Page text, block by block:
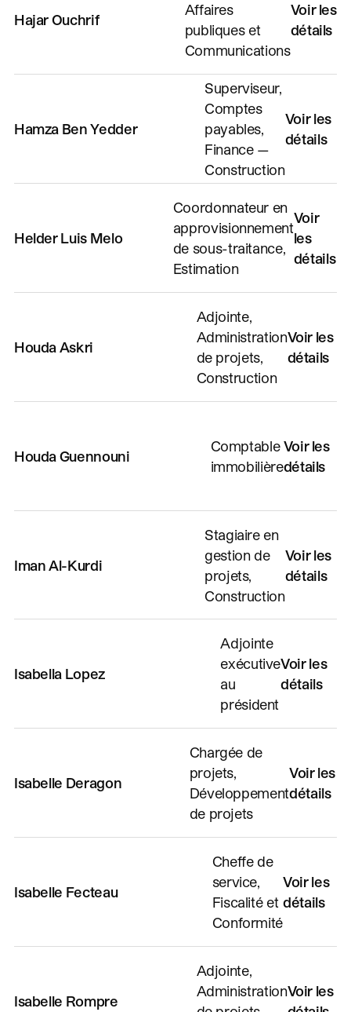
Hajar Ouchrif
Affaires
publiques et
Communications
Voir les
détails
Hamza Ben Yedder
Superviseur,
Comptes
payables,
Finance —
Construction
Voir les
détails
Helder Luis Melo
Coordonnateur en
approvisionnement
de sous-traitance,
Estimation
Voir
les
détails
Houda Askri
Adjointe,
Administration
de projets,
Construction
Voir les
détails
Houda Guennouni
Comptable
immobilière
Voir les
détails
Iman Al-Kurdi
Stagiaire en
gestion de
projets,
Construction
Voir les
détails
Isabella Lopez
Adjointe
exécutive
au
président
Voir les
détails
Isabelle Deragon
Chargée de
projets,
Développement
de projets
Voir les
détails
Isabelle Fecteau
Cheffe de
service,
Fiscalité et
Conformité
Voir les
détails
Isabelle Rompre
Adjointe,
AdministrationVoir les